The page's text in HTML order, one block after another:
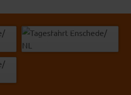
Alexander Demyanenko - Fotolia
© Easy-BUS